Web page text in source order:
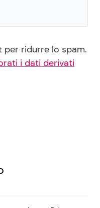
per ridurre lo spam.
i dati derivati